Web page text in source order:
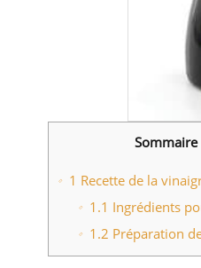
Sommaire
1 Recette de la
1.1 Ingrédients
1.2 Préparation